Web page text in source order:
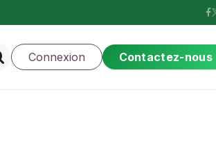
Connexion Contactez-nous